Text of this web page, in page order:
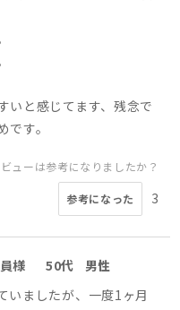
いと感じてます、残念で
す。
ューは参考になりましたか？
参考になった 3
様 50代
男性
いましたが、一度1ヶ月